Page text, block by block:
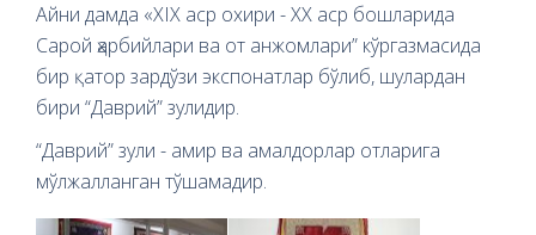
Айни дамда «XIX аср охири - ХХ аср бошларида
Сарой ҳарбийлари ва от анжомлари” кўргазмасида
бир қатор зардўзи экспонатлар бўлиб, шулардан
бири “Даврий” зулидир.
“Даврий” зули - амир ва амалдорлар отларига
мўлжалланган тўшамадир.